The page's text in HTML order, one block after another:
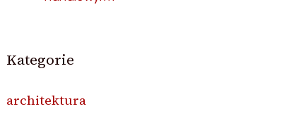
Kategorie
architektura